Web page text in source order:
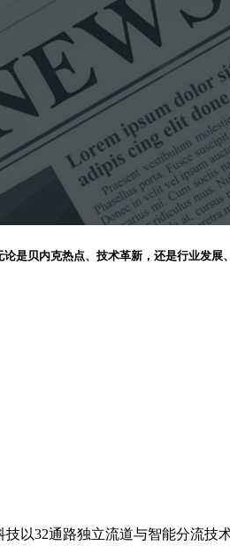
是贝内克热点、技术革新，还是行业发展
以32通路独立流道与智能分流技